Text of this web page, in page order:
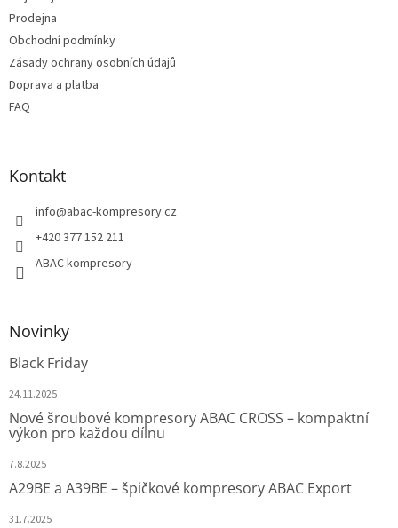
Prodejna
Obchodní podmínky
Zásady ochrany osobních údajů
Doprava a platba
FAQ
Kontakt
info@abac-kompresory.cz
+420 377 152 211
ABAC kompresory
Novinky
Black Friday
24.11.2025
Nové šroubové kompresory ABAC CROSS – kompaktní
výkon pro každou dílnu
7.8.2025
A29BE a A39BE – špičkové kompresory ABAC Export
31.7.2025